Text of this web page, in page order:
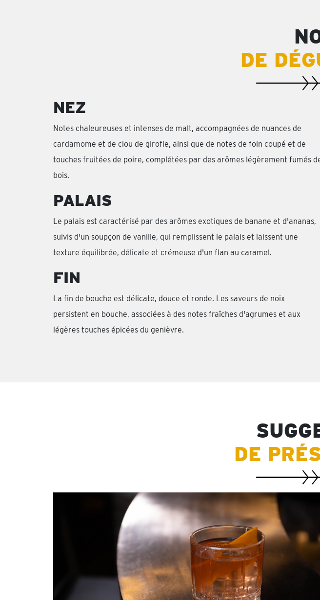
DE
NEZ
Notes chaleureuses et intenses de malt, accompagnées de nuances de
cardamome et de clou de girofle, ainsi que de notes de foin coupé et de
touches fruitées de poire, complétées par des arômes légèrement fumés
bois.
PALAIS
Le palais est caractérisé par des arômes exotiques de banane et d'ananas,
suivis d'un soupçon de vanille, qui remplissent le palais et laissent une
texture équilibrée, délicate et crémeuse d'un flan au caramel.
FIN
La fin de bouche est délicate, douce et ronde. Les saveurs de noix
persistent en bouche, associées à des notes fraîches d'agrumes et aux
légères touches épicées du genièvre.
DE